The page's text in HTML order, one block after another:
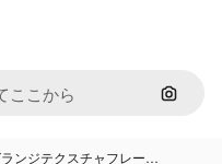
画像で
ンジテクスチャフレー…